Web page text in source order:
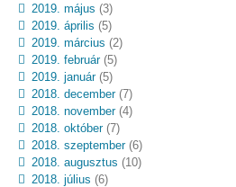
2019. május (3)
2019. április (5)
2019. március (2)
2019. február(5)
2019. január(5)
2018. december(7)
2018. november(4)
2018. október(7)
2018. szeptember(6)
2018. augusztus (10)
2018. július (6)